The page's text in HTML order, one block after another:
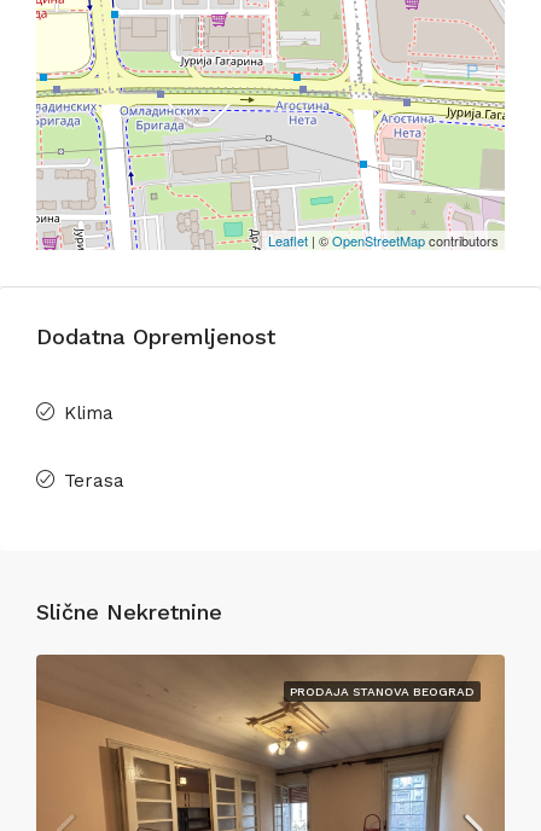
Leaflet | ©OpenStreetMapcontributors
Dodatna Opremljenost
Klima
Terasa
Slične Nekretnine
PRODAJA STANOVA BEOGRAD